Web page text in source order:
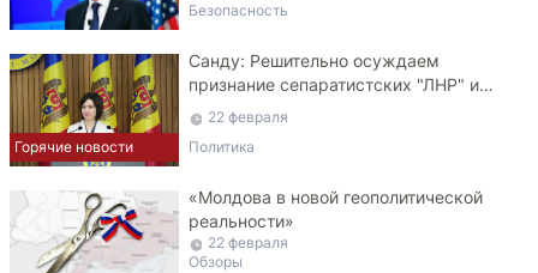
Безопасность
Горячие новости
Санду: Решительно осуждаем
признание сепаратистских "ЛНР" и
"ДНР"
22 февраля
Политика
«Молдова в новой геополитической
реальности»
22 февраля
Обзоры